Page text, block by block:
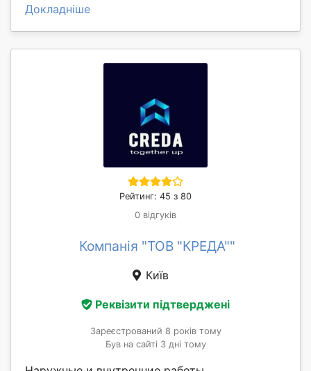
Докладніше
Рейтинг: 45 з 80
0 відгуків
Компанія "ТОВ "КРЕДА""
Київ
Реквізити підтверджені
Зареєстрований 8 років тому
Був на сайті 3 дні тому